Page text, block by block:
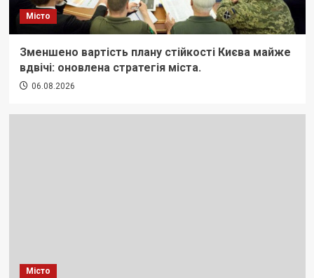
Місто
Зменшено вартість плану стійкості Києва майже
вдвічі: оновлена стратегія міста.
06.08.2026
Місто